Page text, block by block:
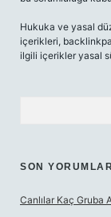
Hukuka ve yasal
içerikleri,
ilgili içerikler yasal
SON
Canlılar Kaç Gruba